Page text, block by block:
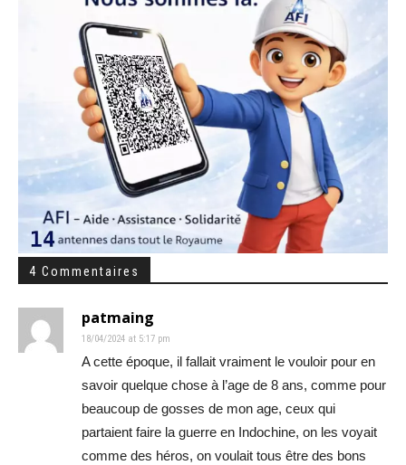
4 Commentaires
patmaing
18/04/2024 at 5:17 pm
A cette époque, il fallait vraiment le vouloir pour en
savoir quelque chose à l’age de 8 ans, comme pour
beaucoup de gosses de mon age, ceux qui
partaient faire la guerre en Indochine, on les voyait
comme des héros, on voulait tous être des bons